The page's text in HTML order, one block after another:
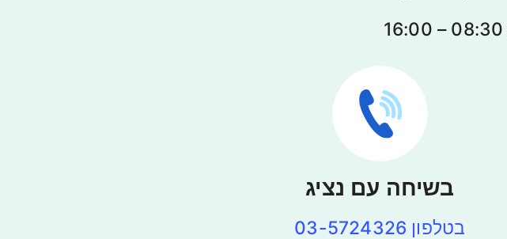
בשיחה עם נציג
בטלפון 03-5724326